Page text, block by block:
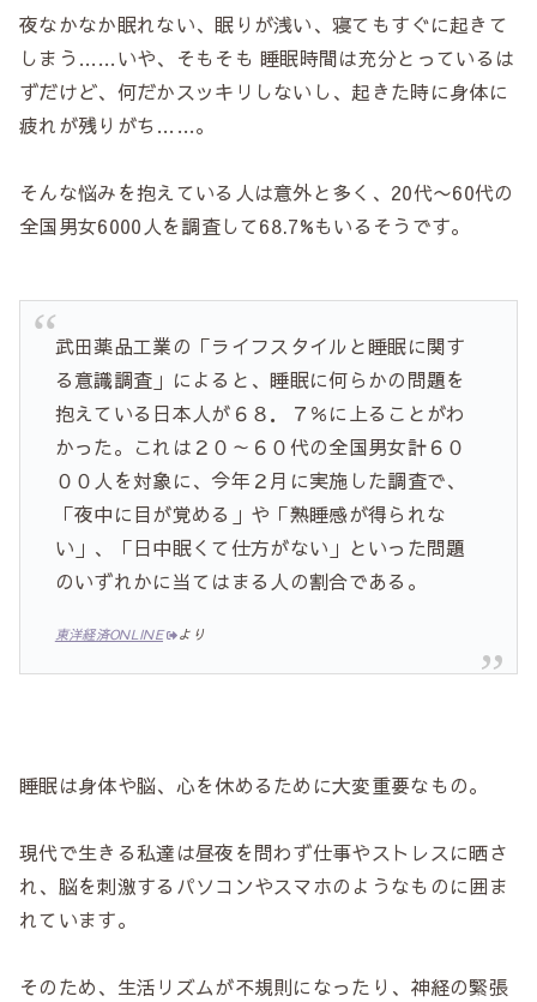
夜なかなか眠れない、眠りが浅い、寝てもすぐに起きて
しまう……いや、そもそも 睡眠時間は充分とっているは
ずだけど、何だかスッキリしないし、起きた時に身体に
疲れが残りがち……。
そんな悩みを抱えている人は意外と多く、20代〜60代の
全国男女6000人を調査して68.7%もいるそうです。
武田薬品工業の「ライフスタイルと睡眠に関す
る意識調査」によると、睡眠に何らかの問題を
抱えている日本人が６８．７％に上ることがわ
かった。これは２０～６０代の全国男女計６０
００人を対象に、今年２月に実施した調査で、
「夜中に目が覚める」や「熟睡感が得られな
い」、「日中眠くて仕方がない」といった問題
のいずれかに当てはまる人の割合である。
東洋経済ONLINE より
睡眠は身体や脳、心を休めるために大変重要なもの。
現代で生きる私達は昼夜を問わず仕事やストレスに晒さ
れ、脳を刺激するパソコンやスマホのようなものに囲ま
れています。
そのため、生活リズムが不規則になったり、神経の緊張